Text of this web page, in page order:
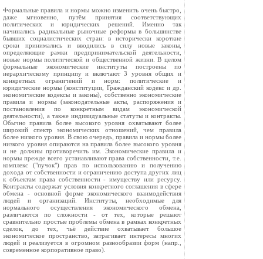
Формальные правила и нормы можно изменить очень быстро,
даже мгновенно, путём принятия соответствующих
политических и юридических решений. Именно так
начинались радикальные рыночные реформы в большинстве
бывших социалистических стран: в исторически короткие
сроки принимались и вводились в силу новые законы,
определяющие рамки предпринимательской деятельности,
новые нормы политической и общественной жизни. В целом
формальные экономические институты построены по
иерархическому принципу и включают 3 уровня общих и
конкретных ограничений и норм: политические и
юридические нормы (конституции, Гражданский кодекс и др.
экономические кодексы и законы), собственно экономические
правила и нормы (законодательные акты, распоряжения и
постановления по конкретным видам экономической
деятельности), а также индивидуальные статуты и контракты.
Обычно правила более высокого уровня охватывают более
широкий спектр экономических отношений, чем правила
более низкого уровня. В свою очередь, правила и нормы более
низкого уровня опираются на правила более высокого уровня
и не должны противоречить им. Экономические правила и
нормы прежде всего устанавливают права собственности, т.е.
комплекс ("пучок") прав по использованию и получению
дохода от собственности и ограничению доступа других лиц
к объектам права собственности - имуществу или ресурсу.
Контракты содержат условия конкретного соглашения в сфере
обмена - основной форме экономического взаимодействия
людей и организаций. Институты, необходимые для
нормального осуществления экономического обмена,
различаются по сложности - от тех, которые решают
сравнительно простые проблемы обмена в рамках конкретных
сделок, до тех, чьё действие охватывает большое
экономическое пространство, затрагивает интересы многих
людей и реализуется в огромном разнообразии форм (напр.,
современное корпоративное право).